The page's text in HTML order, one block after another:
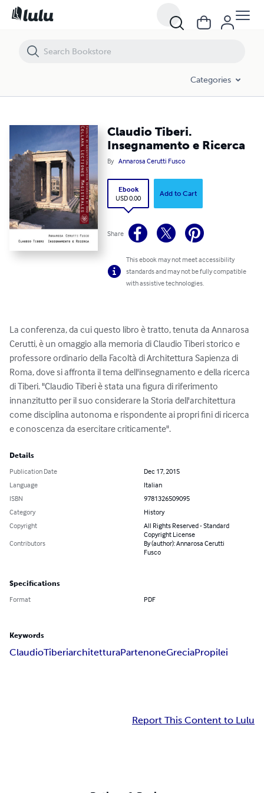
Categories
Claudio Tiberi.
Insegnamento e Ricerca
By Annarosa Cerutti Fusco
Ebook
USD 0.00
Add to Cart
Share
This ebook may not meet accessibility
standards and may not be fully compatible
with assistive technologies.
La conferenza, da cui questo libro è tratto, tenuta da Annarosa
Cerutti, è un omaggio alla memoria di Claudio Tiberi storico e
professore ordinario della Facoltà di Architettura Sapienza di
Roma, dove si affronta il tema dell'insegnamento e della ricerca
di Tiberi. "Claudio Tiberi è stata una figura di riferimento
innanzitutto per il suo considerare la Storia dell'architettura
come disciplina autonoma e rispondente ai propri fini di ricerca
e conoscenza da esercitare criticamente".
Details
Publication Date
Dec 17, 2015
Language
Italian
ISBN
9781326509095
Category
History
Copyright
All Rights Reserved - Standard
Copyright License
Contributors
By (author): Annarosa Cerutti
Fusco
Specifications
Format PDF
Keywords
ClaudioTiberiarchitetturaPartenoneGreciaPropilei
Report This Content to Lulu
Claudio Tiberi. Insegnamento e Ricerca